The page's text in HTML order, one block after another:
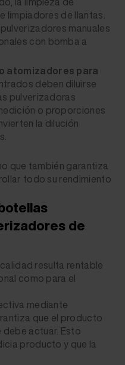
limpiadores de llantas.
manuales
con bomba a
atomizadores para
deben diluirse
pulverizadoras
o proporciones
la dilución
que también garantiza
todo su rendimiento
de
resulta rentable
como para el
mediante
que el producto
actuar. Esto
producto y que la